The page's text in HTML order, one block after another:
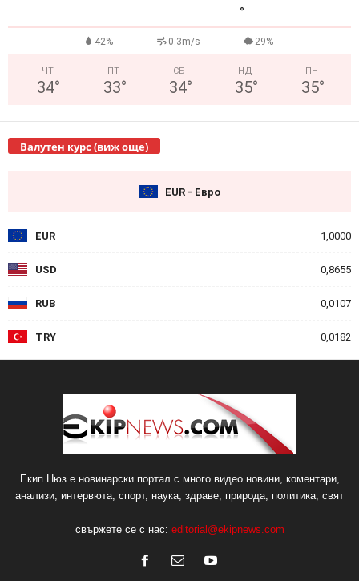
°
42% 0.3m/s 29%
ЧТ
34°
ПТ
33°
СБ
34°
НД
35°
ПН
35°
Валутен курс (виж още)
EUR - Евро
EUR 1,0000
USD 0,8655
RUB 0,0107
TRY 0,0182
Екип Нюз е новинарски портал с много видео новини, коментари,
анализи, интервюта, спорт, наука, здраве, природа, политика, свят
свържете се с нас: editorial@ekipnews.com